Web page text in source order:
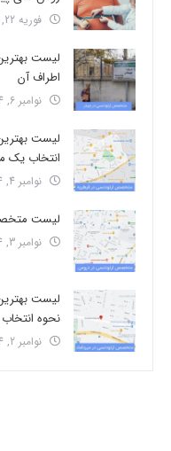
فوریه 22, 2026
لیست
اطراف آن
نوامبر 6, 2024
لیست
انتخاب
نوامبر 4, 2024
لیست
نوامبر 3, 2024
لیست
نحوه
نوامبر 2, 2024